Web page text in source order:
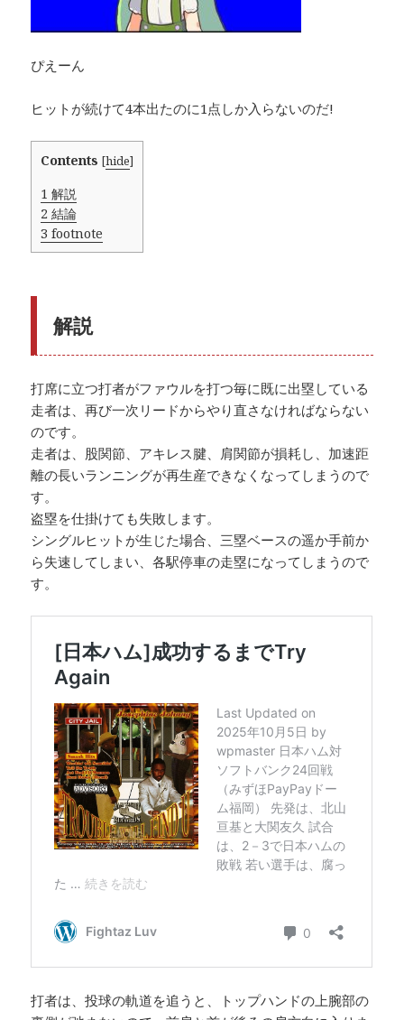
ぴえーん
ヒットが続けて4本出たのに1点しか入らないのだ!
Contents [hide]
1 解説
2 結論
3 footnote
解説
打席に立つ打者がファウルを打つ毎に既に出塁している
走者は、再び一次リードからやり直さなければならない
のです。
走者は、股関節、アキレス腱、肩関節が損耗し、加速距
離の長いランニングが再生産できなくなってしまうので
す。
盗塁を仕掛けても失敗します。
シングルヒットが生じた場合、三塁ベースの遥か手前か
ら失速してしまい、各駅停車の走塁になってしまうので
す。
打者は、投球の軌道を追うと、トップハンドの上腕部の